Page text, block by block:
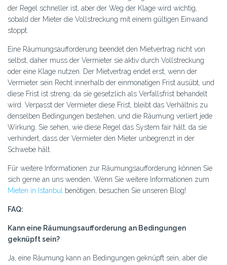
der Regel schneller ist, aber der Weg der Klage wird wichtig,
sobald der Mieter die Vollstreckung mit einem gültigen Einwand
stoppt.
Eine Räumungsaufforderung beendet den Mietvertrag nicht von
selbst, daher muss der Vermieter sie aktiv durch Vollstreckung
oder eine Klage nutzen. Der Mietvertrag endet erst, wenn der
Vermieter sein Recht innerhalb der einmonatigen Frist ausübt, und
diese Frist ist streng, da sie gesetzlich als Verfallsfrist behandelt
wird. Verpasst der Vermieter diese Frist, bleibt das Verhältnis zu
denselben Bedingungen bestehen, und die Räumung verliert jede
Wirkung. Sie sehen, wie diese Regel das System fair hält, da sie
verhindert, dass der Vermieter den Mieter unbegrenzt in der
Schwebe hält.
Für weitere Informationen zur Räumungsaufforderung können Sie
sich gerne an uns wenden. Wenn Sie weitere Informationen zum
Mieten in Istanbul
benötigen, besuchen Sie unseren Blog!
FAQ:
Kann eine Räumungsaufforderung an Bedingungen
geknüpft sein?
Ja, eine Räumung kann an Bedingungen geknüpft sein, aber die